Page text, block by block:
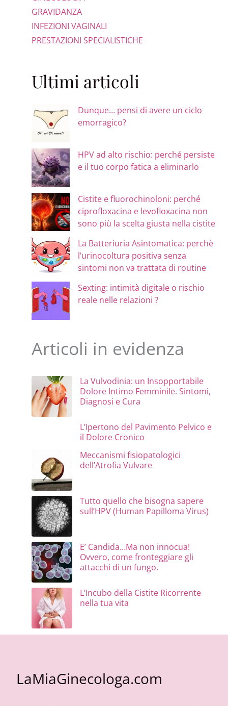
GRAVIDANZA
INFEZIONI VAGINALI
PRESTAZIONI SPECIALISTICHE
Ultimi articoli
Dunque… pensi di avere un ciclo
emorragico?
HPV ad alto rischio: perché persiste
e il tuo corpo fatica a eliminarlo
Cistite e fluorochinoloni: perché
ciprofloxacina e levofloxacina non
sono più la scelta giusta nella cistite
La Batteriuria Asintomatica: perchè
l’urinocoltura positiva senza
sintomi non va trattata di routine
Sexting: intimità digitale o rischio
reale nelle relazioni ?
Articoli in evidenza
La Vulvodinia: un Insopportabile
Dolore Intimo Femminile. Sintomi,
Diagnosi e Cura
L’Ipertono del Pavimento Pelvico e
il Dolore Cronico
Meccanismi fisiopatologici
dell’Atrofia Vulvare
Tutto quello che bisogna sapere
sull’HPV (Human Papilloma Virus)
E’ Candida…Ma non innocua!
Ovvero, come fronteggiare gli
attacchi di un fungo.
L’Incubo della Cistite Ricorrente
nella tua vita
LaMiaGinecologa.com